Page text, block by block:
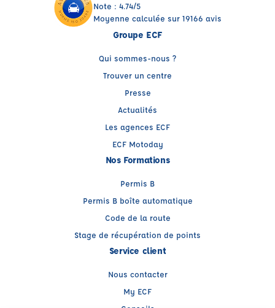
Note : 4.74/5
Moyenne calculée sur 19166 avis
Groupe ECF
Qui sommes-nous ?
Trouver un centre
Presse
Actualités
Les agences ECF
ECF Motoday
Nos Formations
Permis B
Permis B boîte automatique
Code de la route
Stage de récupération de points
Service client
Nous contacter
My ECF